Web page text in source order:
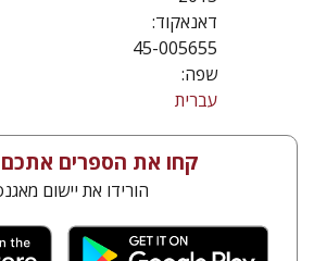
דאנאקוד:
45-005655
שפה:
עברית
קחו את הספרים
הורידו את יישום